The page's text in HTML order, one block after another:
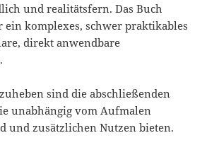
und realitätsfern. Das Buch
komplexes, schwer praktikables
direkt anwendbare
sind die abschließenden
unabhängig vom Aufmalen
und zusätzlichen Nutzen bieten.